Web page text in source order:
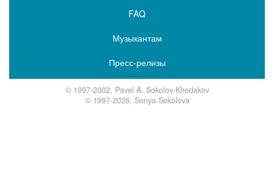
FAQ
Музыкантам
Пресс-релизы
© 1997-2002, Pavel A. Sokolov-Khodakov
© 1997-2026, Sonya Sokolova